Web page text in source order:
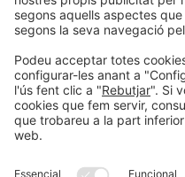
Santi Bonet
Institucionals
Novacoop Mediterranea
Adriana Bonezzi